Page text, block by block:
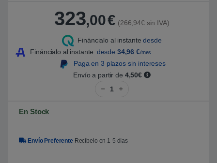
o
5
e
5
s
a
323,00€ (266,94€ sin IVA)
Fináncialo al instante desde
Fináncialo al instante desde 34,96 €/mes
Paga en 3 plazos sin intereses
Envío a partir de 4,50€
En Stock
Envío Preferente Recíbelo en 1-5 días